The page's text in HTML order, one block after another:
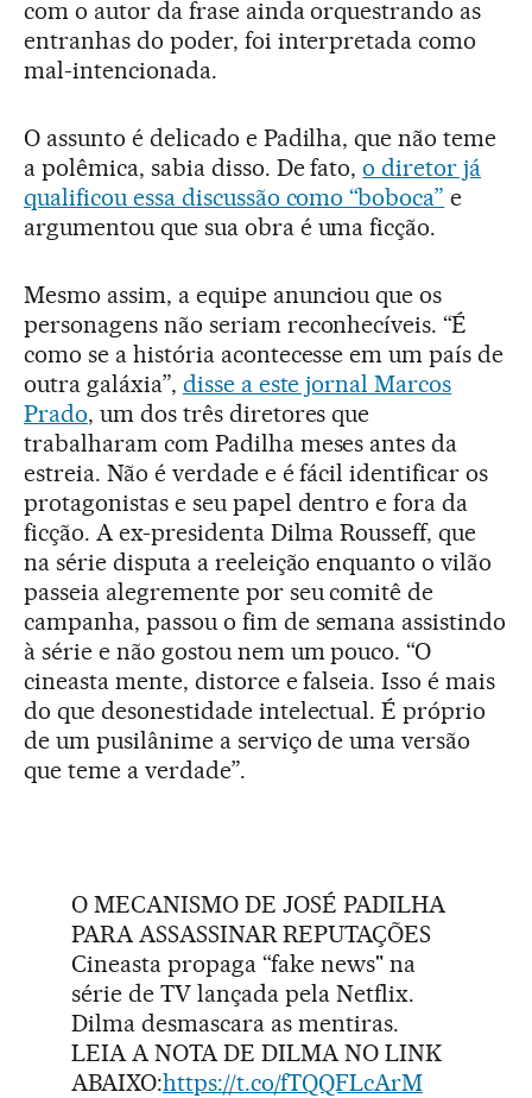
com o autor da frase ainda orquestrando as
entranhas do poder, foi interpretada como
mal-intencionada.
O assunto é delicado e Padilha, que não teme
a polêmica, sabia disso. De fato,o diretor já
qualificou essa discussão como “boboca” e
argumentou que sua obra é uma ficção.
Mesmo assim, a equipe anunciou que os
personagens não seriam reconhecíveis. “É
como se a história acontecesse em um país de
outra galáxia”, disse a este jornal Marcos
Prado, um dos três diretores que
trabalharam com Padilha meses antes da
estreia. Não é verdade e é fácil identificar os
protagonistas e seu papel dentro e fora da
ficção. A ex-presidenta Dilma Rousseff, que
na série disputa a reeleição enquanto o vilão
passeia alegremente por seu comitê de
campanha, passou o fim de semana assistindo
à série e não gostou nem um pouco. “O
cineasta mente, distorce e falseia. Isso é mais
do que desonestidade intelectual. É próprio
de um pusilânime a serviço de uma versão
que teme a verdade”.
O MECANISMO DE JOSÉ PADILHA
PARA ASSASSINAR REPUTAÇÕES
Cineasta propaga “fake news" na
série de TV lançada pela Netflix.
Dilma desmascara as mentiras.
LEIA A NOTA DE DILMA NO LINK
ABAIXO:https://t.co/fTQQFLcArM